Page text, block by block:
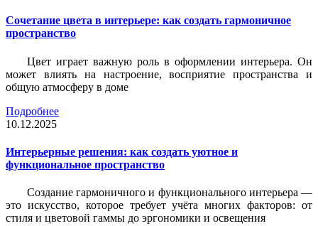
Сочетание цвета в интерьере: как создать гармоничное
пространство
Цвет играет важную роль в оформлении интерьера. Он
может влиять на настроение, восприятие пространства и
общую атмосферу в доме
Подробнее
10.12.2025
Интерьерные решения: как создать уютное и
функциональное пространство
Создание гармоничного и функционального интерьера —
это искусство, которое требует учёта многих факторов: от
стиля и цветовой гаммы до эргономики и освещения